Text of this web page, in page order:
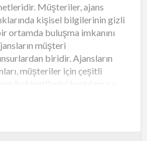
Müşteriler, ajans
kişisel bilgilerinin gizli
ortamda buluşma imkanını
müşteri
biridir. Ajansların
müşteriler için çeşitli
beklentilerini karşılamayı
escort ajansları
ve kaliteli hizmet
genellikle telefon